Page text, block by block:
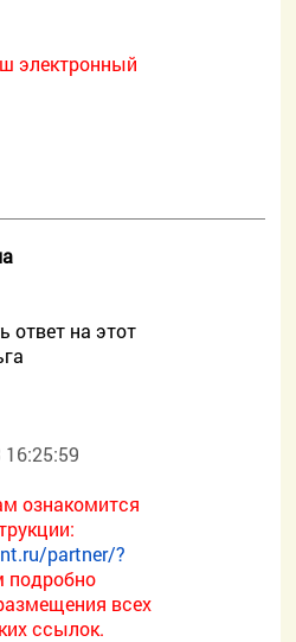
электронный
на этот
16:25:59
ознакомится
partner/?
подробно
всех
ссылок.